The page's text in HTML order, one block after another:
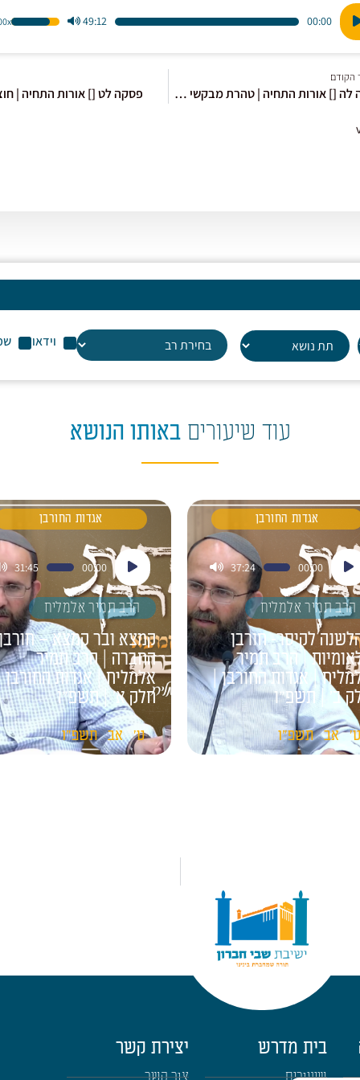
00:00
49:12
1.00x
הקודם
פסקה לה [] אורות התחיה | טהרת מבקשי התרבות פסקה לט [] אורות התחיה |
וידאו
עוד שיעורים באותו הנושא
אגדות החורבן
00:00
37:24
הרב תמיר אלמליח
לקיסר- חורבן
| הרב תמיר
| אגדות החורבן |
ב' | תשפ"ו
אב תשפ"ו
אגדות החורבן
נגן
אודיו
00:00
31:45
הרב תמיר אלמליח
קמצא ובר קמצא –
החברה | הרב תמיר
אלמליח | אגדות
חלק א' | תשפ"ו
ט' אב תשפ"ו
בית מדרש יצירת קשר